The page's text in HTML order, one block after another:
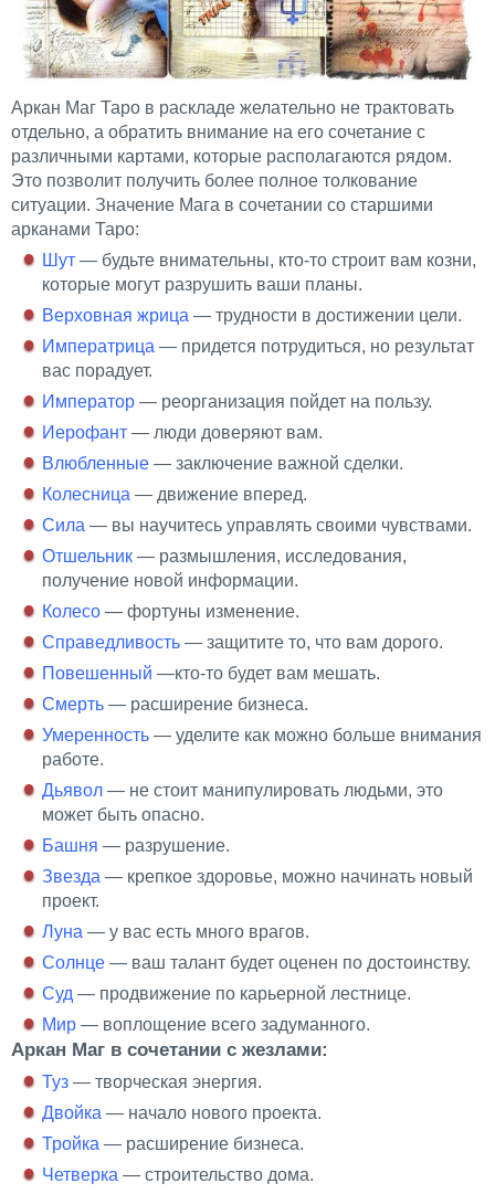
Аркан Маг Таро в раскладе желательно не трактовать
отдельно, а обратить внимание на его сочетание с
различными картами, которые располагаются рядом.
Это позволит получить более полное толкование
ситуации. Значение Мага в сочетании со старшими
арканами Таро:
Шут — будьте внимательны, кто-то строит вам козни,
которые могут разрушить ваши планы.
Верховная жрица — трудности в достижении цели.
Императрица — придется потрудиться, но результат
вас порадует.
Император — реорганизация пойдет на пользу.
Иерофант — люди доверяют вам.
Влюбленные — заключение важной сделки.
Колесница — движение вперед.
Сила — вы научитесь управлять своими чувствами.
Отшельник — размышления, исследования,
получение новой информации.
Колесо — фортуны изменение.
Справедливость — защитите то, что вам дорого.
Повешенный —кто-то будет вам мешать.
Смерть — расширение бизнеса.
Умеренность — уделите как можно больше внимания
работе.
Дьявол — не стоит манипулировать людьми, это
может быть опасно.
Башня — разрушение.
Звезда — крепкое здоровье, можно начинать новый
проект.
Луна — у вас есть много врагов.
Солнце — ваш талант будет оценен по достоинству.
Суд — продвижение по карьерной лестнице.
Мир — воплощение всего задуманного.
Аркан Маг в сочетании с жезлами:
Туз — творческая энергия.
Двойка — начало нового проекта.
Тройка — расширение бизнеса.
Четверка — строительство дома.